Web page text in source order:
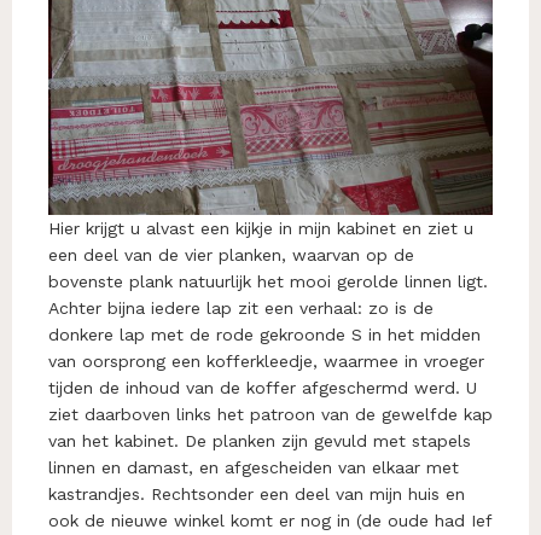
Hier krijgt u alvast een kijkje in mijn kabinet en ziet u
een deel van de vier planken, waarvan op de
bovenste plank natuurlijk het mooi gerolde linnen ligt.
Achter bijna iedere lap zit een verhaal: zo is de
donkere lap met de rode gekroonde S in het midden
van oorsprong een kofferkleedje, waarmee in vroeger
tijden de inhoud van de koffer afgeschermd werd. U
ziet daarboven links het patroon van de gewelfde kap
van het kabinet. De planken zijn gevuld met stapels
linnen en damast, en afgescheiden van elkaar met
kastrandjes. Rechtsonder een deel van mijn huis en
ook de nieuwe winkel komt er nog in (de oude had Ief